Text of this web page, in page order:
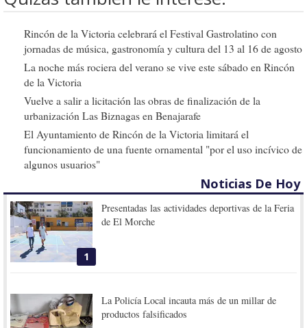
Rincón de la Victoria celebrará el Festival Gastrolatino con
jornadas de música, gastronomía y cultura del 13 al 16 de agosto
La noche más rociera del verano se vive este sábado en Rincón
de la Victoria
Vuelve a salir a licitación las obras de finalización de la
urbanización Las Biznagas en Benajarafe
El Ayuntamiento de Rincón de la Victoria limitará el
funcionamiento de una fuente ornamental "por el uso incívico de
algunos usuarios"
Noticias De Hoy
1
Presentadas las actividades deportivas de la Feria
de El Morche
La Policía Local incauta más de un millar de
productos falsificados